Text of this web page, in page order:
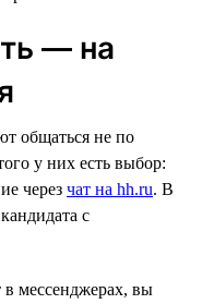
— на
общаться не по
у них есть выбор:
через чат на hh.ru. В
с
мессенджерах, вы